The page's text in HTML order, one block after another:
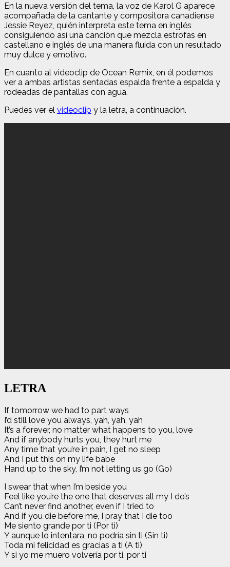
En la nueva versión del tema, la voz de Karol G aparece
acompañada de la cantante y compositora canadiense
Jessie Reyez, quién interpreta este tema en inglés
consiguiendo así una canción que mezcla estrofas en
castellano e inglés de una manera fluida con un resultado
muy dulce y emotivo.
En cuanto al videoclip de Ocean Remix, en él podemos
ver a ambas artistas sentadas espalda frente a espalda y
rodeadas de pantallas con agua.
Puedes ver el videoclip y la letra, a continuación.
LETRA
If tomorrow we had to part ways
I’d still love you always, yah, yah, yah
It’s a forever, no matter what happens to you, love
And if anybody hurts you, they hurt me
Any time that you’re in pain, I get no sleep
And I put this on my life babe
Hand up to the sky, I’m not letting us go (Go)
I swear that when I’m beside you
Feel like you’re the one that deserves all my I do’s
Can’t never find another, even if I tried to
And if you die before me, I pray that I die too
Me siento grande por ti (Por ti)
Y aunque lo intentara, no podría sin ti (Sin ti)
Toda mi felicidad es gracias a ti (A ti)
Y si yo me muero volvería por ti, por ti